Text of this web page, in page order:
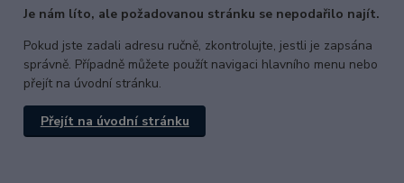
Je nám líto, ale požadovanou stránku se nepodařilo najít.
Pokud jste zadali adresu ručně, zkontrolujte, jestli je zapsána
správně. Případně můžete použít navigaci hlavního menu nebo
přejít na úvodní stránku.
Přejít na úvodní stránku